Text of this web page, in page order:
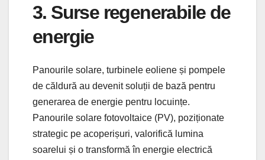
3. Surse regenerabile de
energie
Panourile solare, turbinele eoliene și pompele
de căldură au devenit soluții de bază pentru
generarea de energie pentru locuințe.
Panourile solare fotovoltaice (PV), poziționate
strategic pe acoperișuri, valorifică lumina
soarelui și o transformă în energie electrică